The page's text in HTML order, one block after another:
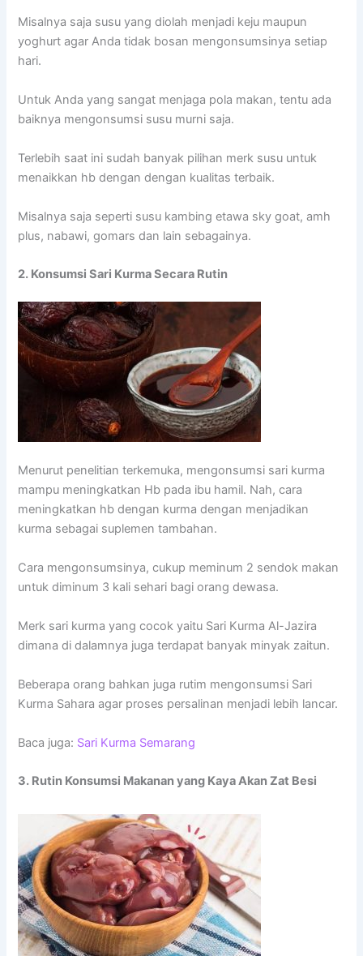
Misalnya saja susu yang diolah menjadi keju maupun
yoghurt agar Anda tidak bosan mengonsumsinya setiap
hari.
Untuk Anda yang sangat menjaga pola makan, tentu ada
baiknya mengonsumsi susu murni saja.
Terlebih saat ini sudah banyak pilihan merk susu untuk
menaikkan hb dengan dengan kualitas terbaik.
Misalnya saja seperti susu kambing etawa sky goat, amh
plus, nabawi, gomars dan lain sebagainya.
2. Konsumsi Sari Kurma Secara Rutin
Menurut penelitian terkemuka, mengonsumsi sari kurma
mampu meningkatkan Hb pada ibu hamil. Nah, cara
meningkatkan hb dengan kurma dengan menjadikan
kurma sebagai suplemen tambahan.
Cara mengonsumsinya, cukup meminum 2 sendok makan
untuk diminum 3 kali sehari bagi orang dewasa.
Merk sari kurma yang cocok yaitu Sari Kurma Al-Jazira
dimana di dalamnya juga terdapat banyak minyak zaitun.
Beberapa orang bahkan juga rutim mengonsumsi Sari
Kurma Sahara agar proses persalinan menjadi lebih lancar.
Baca juga: Sari Kurma Semarang
3. Rutin Konsumsi Makanan yang Kaya Akan Zat Besi